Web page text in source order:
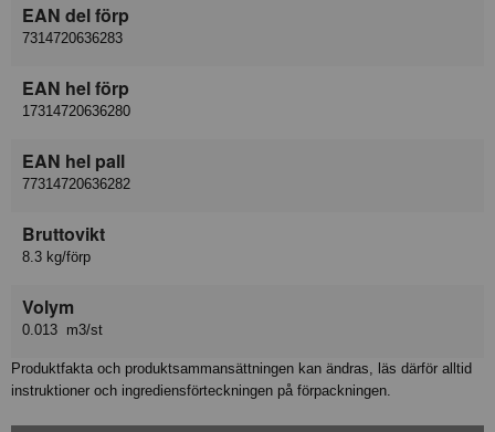
EAN del förp
7314720636283
EAN hel förp
17314720636280
EAN hel pall
77314720636282
Bruttovikt
8.3 kg/förp
Volym
0.013 m3/st
Produktfakta och produktsammansättningen kan ändras, läs därför alltid
instruktioner och ingrediensförteckningen på förpackningen.